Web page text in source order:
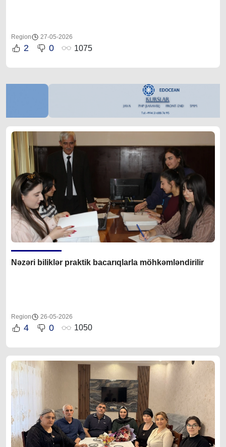
Region 27-05-2026
2 0 1075
Nəzəri biliklər praktik bacarıqlarla möhkəmləndirilir
Region 26-05-2026
4 0 1050